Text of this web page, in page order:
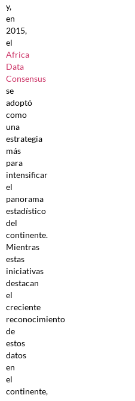
y,
en
2015,
el
Africa
Data
Consensus
se
adoptó
como
una
estrategia
más
para
intensificar
el
panorama
estadístico
del
continente.
Mientras
estas
iniciativas
destacan
el
creciente
reconocimiento
de
estos
datos
en
el
continente,